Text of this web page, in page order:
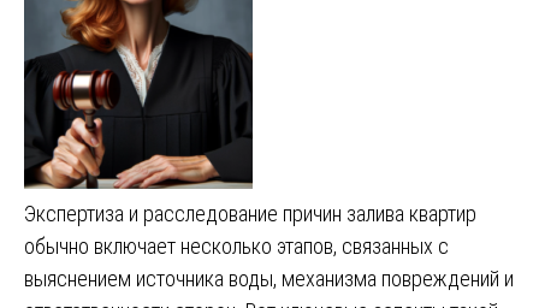
Экспертиза и расследование причин залива квартир
обычно включает несколько этапов, связанных с
выяснением источника воды, механизма повреждений и